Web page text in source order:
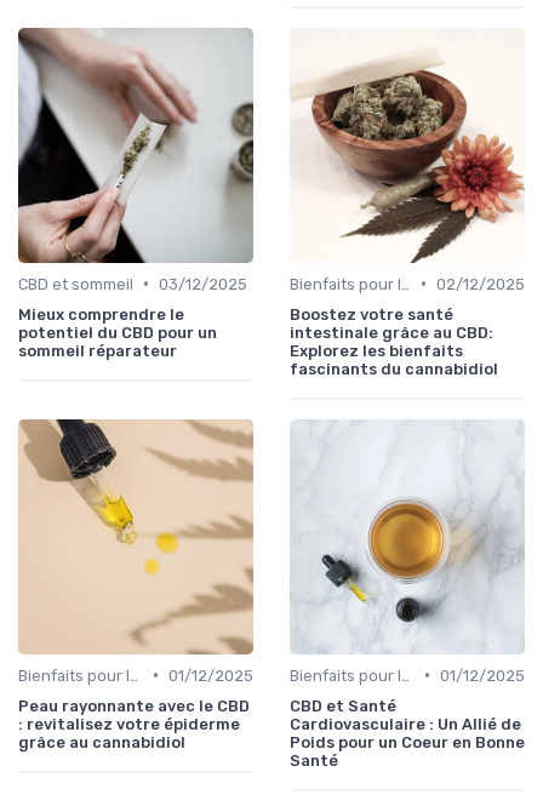
CBD et sommeil • 03/12/2025
Mieux comprendre le
potentiel du CBD pour un
sommeil réparateur
• 02/12/2025
Boostez votre santé
intestinale grâce au CBD:
Explorez les bienfaits
fascinants du cannabidiol
• 01/12/2025
Peau rayonnante avec le CBD
: revitalisez votre épiderme
grâce au cannabidiol
• 01/12/2025
CBD et Santé
Cardiovasculaire : Un Allié de
Poids pour un Coeur en Bonne
Santé